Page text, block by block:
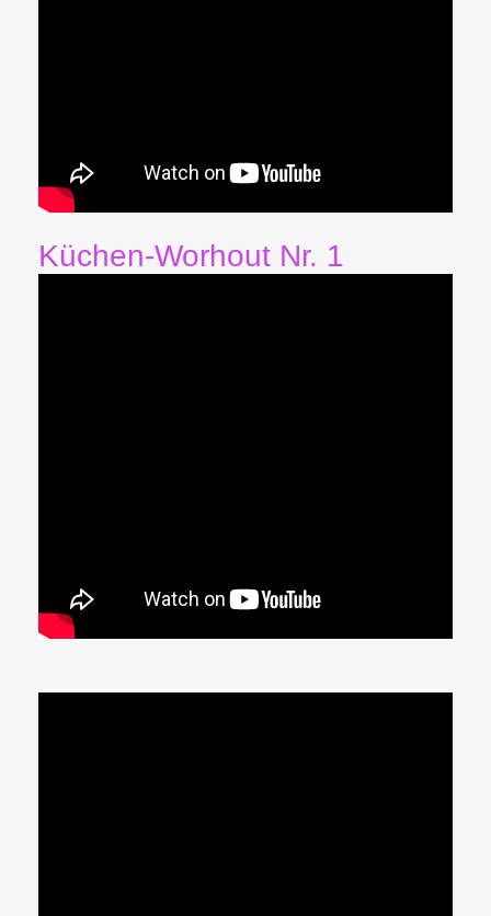
Küchen-Worhout Nr. 1